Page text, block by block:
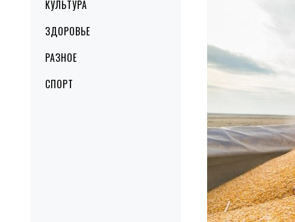
КУЛЬТУРА
ЗДОРОВЬЕ
РАЗНОЕ
СПОРТ